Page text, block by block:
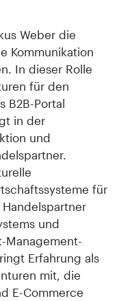
Weber die
Kommunikation
In dieser Rolle
für den
B2B-Portal
in der
und
für
und
Management-
Erfahrung als
mit, die
E-Commerce